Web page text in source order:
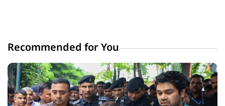
Recommended for You